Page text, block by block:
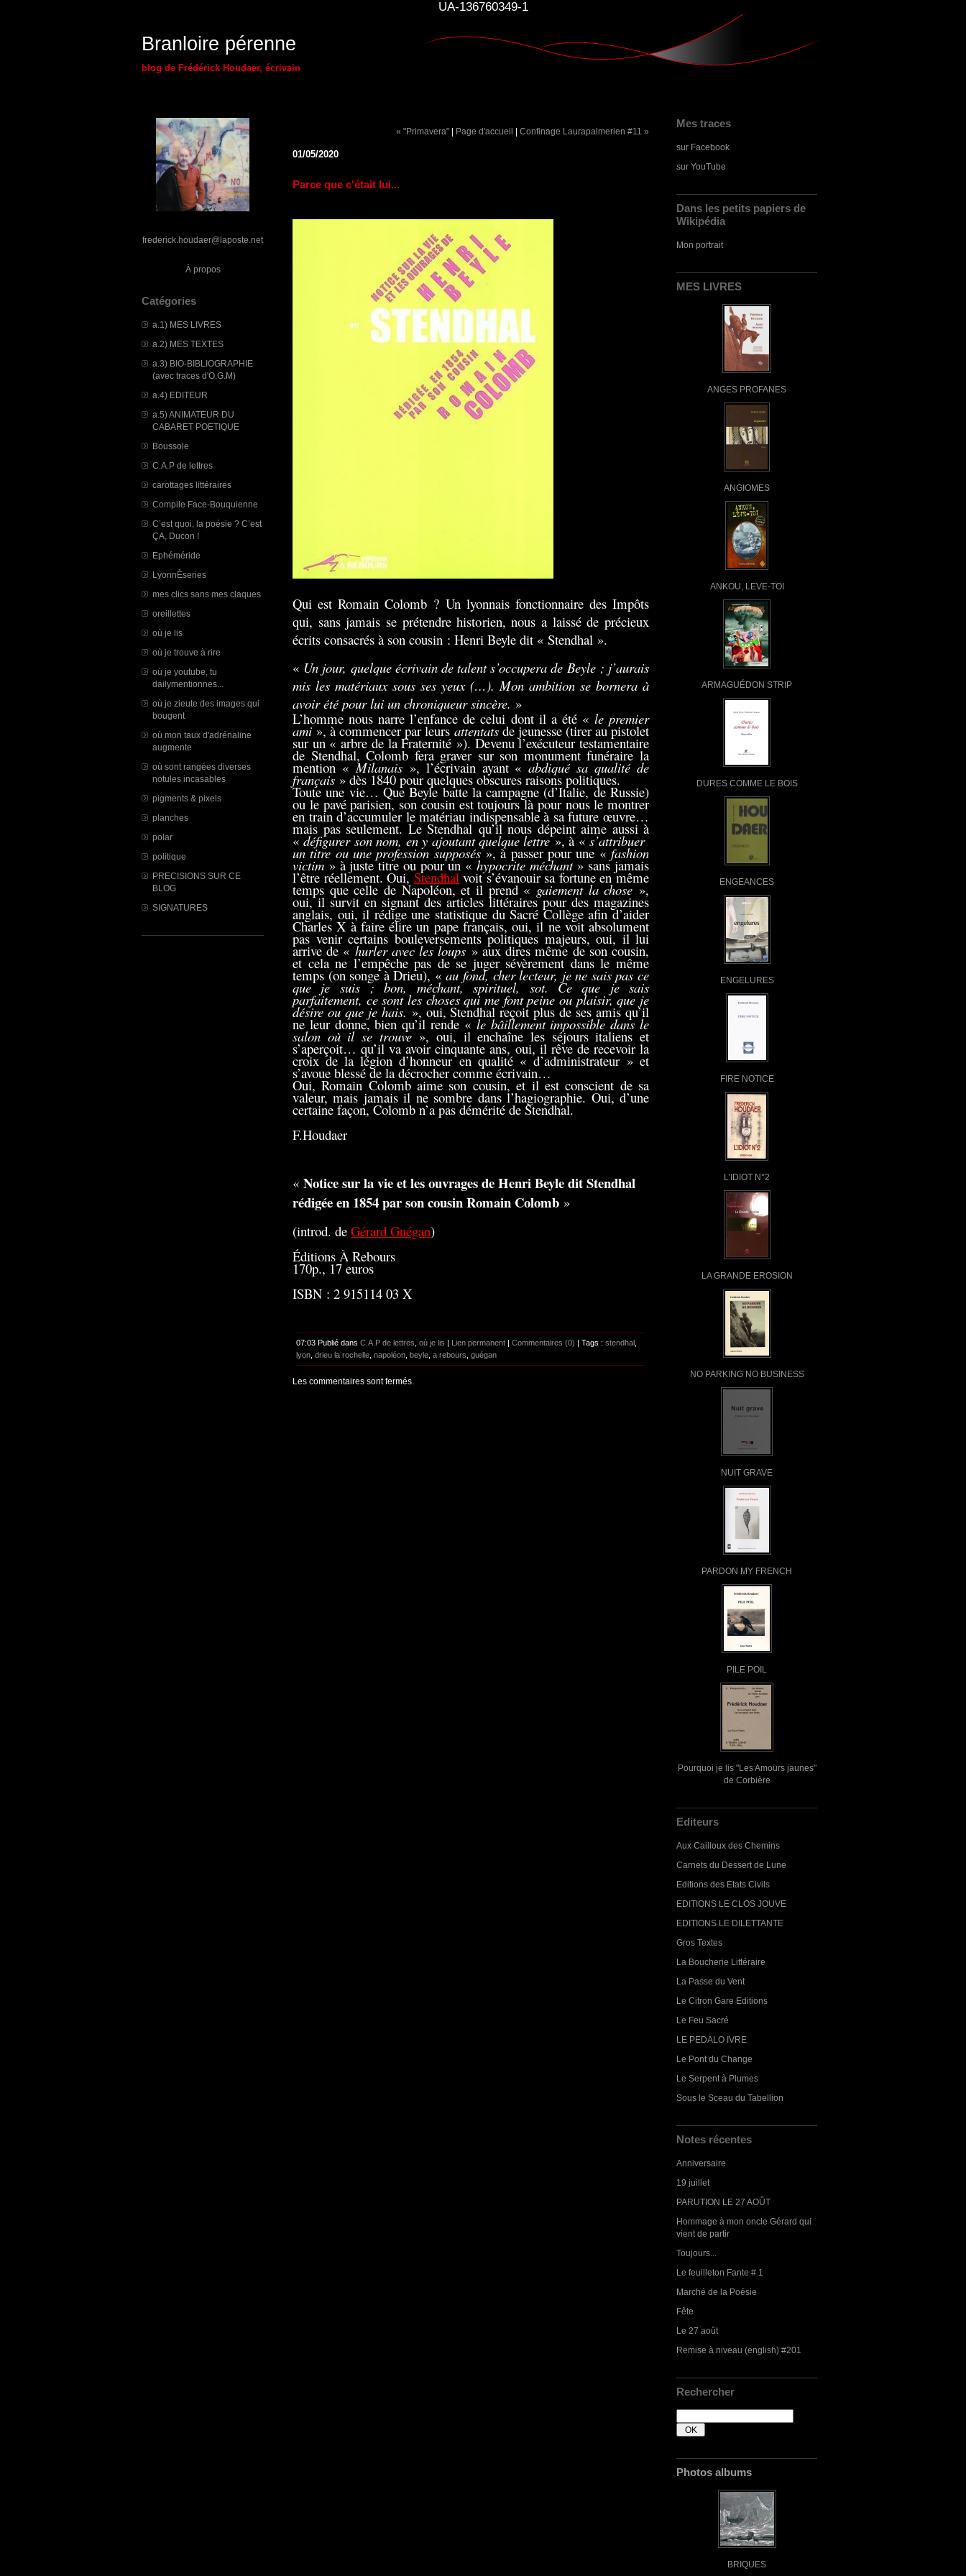
UA-136760349-1
Branloire pérenne
blog de Frédérick Houdaer, écrivain
frederick.houdaer@laposte.net
À propos
Catégories
a.1) MES LIVRES
a.2) MES TEXTES
a.3) BIO-BIBLIOGRAPHIE
(avec traces d'O.G.M)
a.4) EDITEUR
a.5) ANIMATEUR DU
CABARET POETIQUE
Boussole
C.A.P de lettres
carottages littéraires
Compile Face-Bouquienne
C’est quoi, la poésie ? C’est
ÇA, Ducon !
Ephéméride
LyonnÈseries
mes clics sans mes claques
oreillettes
où je lis
où je trouve à rire
où je youtube, tu
dailymentionnes...
où je zieute des images qui
bougent
où mon taux d'adrénaline
augmente
où sont rangées diverses
notules incasables
pigments & pixels
planches
polar
politique
PRECISIONS SUR CE
BLOG
SIGNATURES
Mes traces
sur Facebook
sur YouTube
Dans les petits papiers de
Wikipédia
Mon portrait
MES LIVRES
ANGES PROFANES
ANGIOMES
ANKOU, LEVE-TOI
ARMAGUÉDON STRIP
DURES COMME LE BOIS
ENGEANCES
ENGELURES
FIRE NOTICE
L'IDIOT N°2
LA GRANDE EROSION
NO PARKING NO BUSINESS
NUIT GRAVE
PARDON MY FRENCH
PILE POIL
Pourquoi je lis "Les Amours jaunes"
de Corbière
Editeurs
Aux Cailloux des Chemins
Carnets du Dessert de Lune
Editions des Etats Civils
EDITIONS LE CLOS JOUVE
EDITIONS LE DILETTANTE
Gros Textes
La Boucherie Littéraire
La Passe du Vent
Le Citron Gare Editions
Le Feu Sacré
LE PEDALO IVRE
Le Pont du Change
Le Serpent à Plumes
Sous le Sceau du Tabellion
Notes récentes
Anniversaire
19 juillet
PARUTION LE 27 AOÛT
Hommage à mon oncle Gérard qui
vient de partir
Toujours...
Le feuilleton Fante # 1
Marché de la Poésie
Fête
Le 27 août
Remise à niveau (english) #201
Rechercher
Photos albums
BRIQUES
« "Primavera" | Page d'accueil | Confinage Laurapalmerien #11 »
01/05/2020
Parce que c'était lui...
Qui est Romain Colomb ? Un lyonnais fonctionnaire des Impôts
qui, sans jamais se prétendre historien, nous a laissé de précieux
écrits consacrés à son cousin : Henri Beyle dit « Stendhal ».
« Un jour, quelque écrivain de talent s’occupera de Beyle ; j’aurais
mis les matériaux sous ses yeux (…). Mon ambition se bornera à
avoir été pour lui un chroniqueur sincère. »
L’homme nous narre l’enfance de celui dont il a été « le premier
ami », à commencer par leurs attentatsde jeunesse (tirer au pistolet
sur un « arbre de la Fraternité »). Devenu l’exécuteur testamentaire
de Stendhal, Colomb fera graver sur son monument funéraire la
mention «Milanais», l’écrivain ayant «abdiqué sa qualité de
français » dès 1840 pour quelques obscures raisons politiques.
Toute une vie… Que Beyle batte la campagne (d’Italie, de Russie)
ou le pavé parisien, son cousin est toujours là pour nous le montrer
en train d’accumuler le matériau indispensable à sa future œuvre…
mais pas seulement. Le Stendhal qu’il nous dépeint aime aussi à
«défigurer son nom, en y ajoutant quelque lettre», à «s’attribuer
un titre ou une profession supposés», à passer pour une «fashion
victim » à juste titre ou pour un « hypocrite méchant» sans jamais
l’être réellement. Oui, Stendhalvoit s’évanouir sa fortune en même
temps que celle de Napoléon, et il prend « gaiement la chose »,
oui, il survit en signant des articles littéraires pour des magazines
anglais, oui, il rédige une statistique du Sacré Collège afin d’aider
Charles X à faire élire un pape français, oui, il ne voit absolument
pas venir certains bouleversements politiques majeurs, oui, il lui
arrive de « hurler avec les loups » aux dires même de son cousin,
et cela ne l’empêche pas de se juger sévèrement dans le même
temps (on songe à Drieu), «au fond, cher lecteur, je ne sais pas ce
que je suis ; bon, méchant, spirituel, sot. Ce que je sais
parfaitement, ce sont les choses qui me font peine ou plaisir, que je
désire ou que je hais. », oui, Stendhal reçoit plus de ses amis qu’il
ne leur donne, bien qu’il rende « le bâillement impossible dans le
salon où il se trouve», oui, il enchaîne les séjours italiens et
s’aperçoit… qu’il va avoir cinquante ans, oui, il rêve de recevoir la
croix de la légion d’honneur en qualité « d’administrateur » et
s’avoue blessé de la décrocher comme écrivain…
Oui, Romain Colomb aime son cousin, et il est conscient de sa
valeur, mais jamais il ne sombre dans l’hagiographie. Oui, d’une
certaine façon, Colomb n’a pas démérité de Stendhal.
F.Houdaer
« Notice sur la vie et les ouvrages de Henri Beyle dit Stendhal
rédigée en 1854 par son cousin Romain Colomb »
(introd. de Gérard Guégan)
Éditions À Rebours
170p., 17 euros
ISBN : 2 915114 03 X
07:03 Publié dans C.A.P de lettres, où je lis Lien permanent Commentaires (0) | Tags : stendhal ,
lyon, drieu la rochelle, napoléon, beyle, a rebours, guégan
Les commentaires sont fermés.